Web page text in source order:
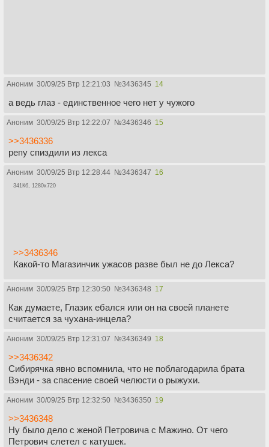
Аноним 30/09/25 Втр 12:21:03 №3436345 14
а ведь глаз - единственное чего нет у чужого
Аноним 30/09/25 Втр 12:22:07 №3436346 15
>>3436336
репу спиздили из лекса
Аноним 30/09/25 Втр 12:28:44 №3436347 16
341Кб, 1280x720
>>3436346
Какой-то Магазинчик ужасов разве был не до Лекса?
Аноним 30/09/25 Втр 12:30:50 №3436348 17
Как думаете, Глазик ебался или он на своей планете
считается за чухана-инцела?
Аноним 30/09/25 Втр 12:31:07 №3436349 18
>>3436342
Сибирячка явно вспомнила, что не поблагодарила брата
Вэнди - за спасение своей челюсти о рыжухи.
Аноним 30/09/25 Втр 12:32:50 №3436350 19
>>3436348
Ну было дело с женой Петровича с Мажино. От чего
Петрович слетел с катушек.